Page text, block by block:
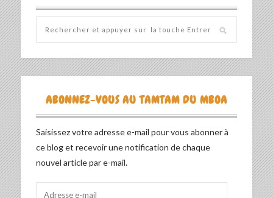
ABONNEZ-VOUS AU TAMTAM DU MBOA
Saisissez votre adresse e-mail pour vous abonner à
ce blog et recevoir une notification de chaque
nouvel article par e-mail.
Adresse